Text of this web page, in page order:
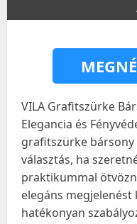
VILA Grafitszürke
Elegancia és
grafitszürke
választás, ha
praktikummal
elegáns megjelenést
hatékonyan